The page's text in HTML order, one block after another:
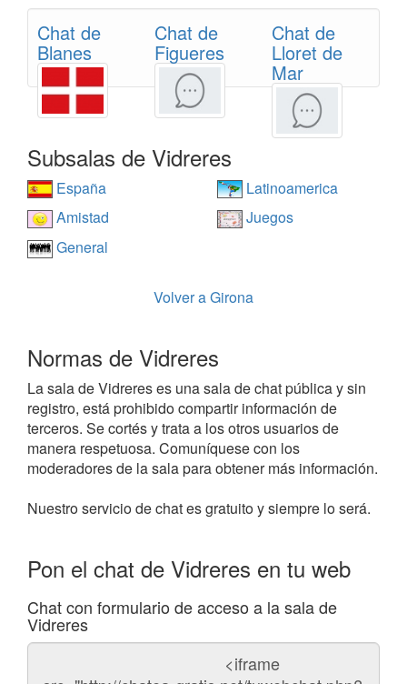
Chat de
Blanes
Chat de
Figueres
Chat de
Lloret de
Mar
Subsalas de Vidreres
España
Latinoamerica
Amistad
Juegos
General
Volver a Girona
Normas de Vidreres
La sala de Vidreres es una sala de chat pública y sin
registro, está prohibido compartir información de
terceros. Se cortés y trata a los otros usuarios de
manera respetuosa. Comuníquese con los
moderadores de la sala para obtener más información.
Nuestro servicio de chat es gratuito y siempre lo será.
Pon el chat de Vidreres en tu web
Chat con formulario de acceso a la sala de
Vidreres
Código